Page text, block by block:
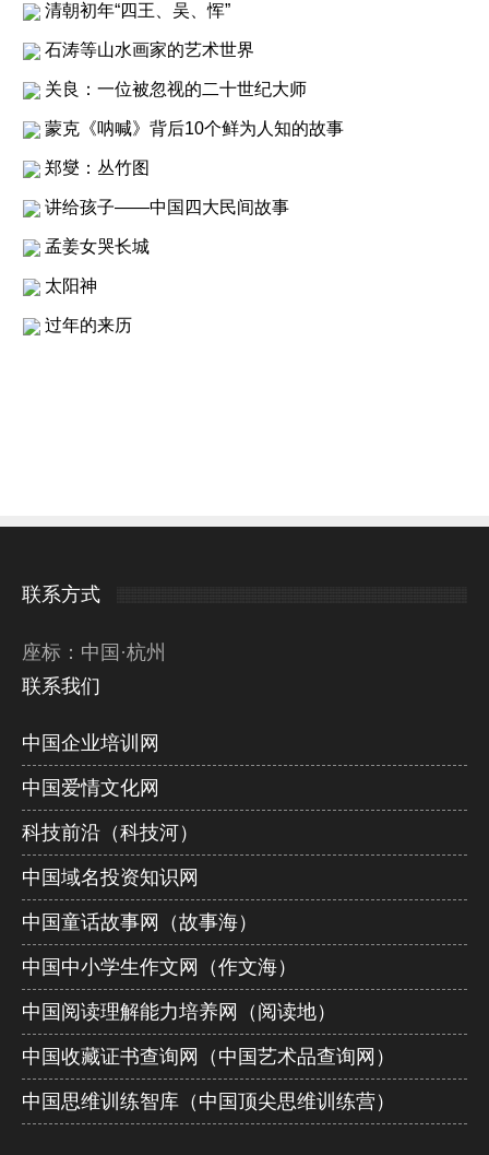
清朝初年“四王、吴、恽”
石涛等山水画家的艺术世界
关良：一位被忽视的二十世纪大师
蒙克《呐喊》背后10个鲜为人知的故事
郑燮：丛竹图
讲给孩子——中国四大民间故事
孟姜女哭长城
太阳神
过年的来历
联系方式
座标：中国·杭州
联系我们
中国企业培训网
中国爱情文化网
科技前沿（科技河）
中国域名投资知识网
中国童话故事网（故事海）
中国中小学生作文网（作文海）
中国阅读理解能力培养网（阅读地）
中国收藏证书查询网（中国艺术品查询网）
中国思维训练智库（中国顶尖思维训练营）